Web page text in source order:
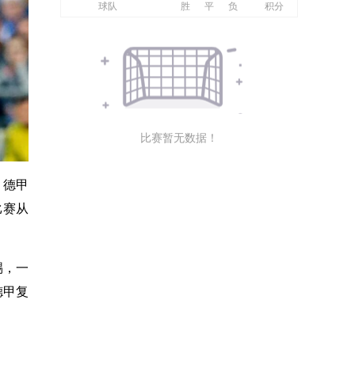
甲
从
一
复
球队 胜 平 负 积分
比赛暂无数据！